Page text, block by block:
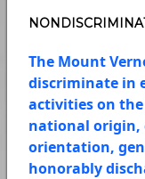
The Mount
discriminate in
activities on the
national origin,
orientation,
honorably